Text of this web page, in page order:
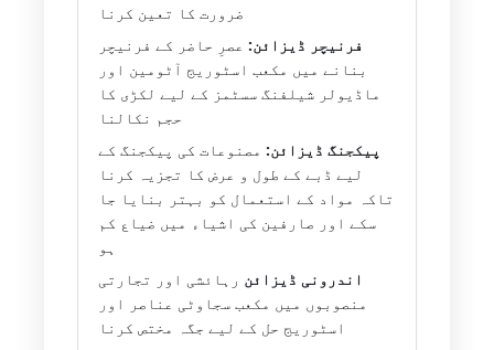
ضرورت کا تعین کرنا
فرنیچر ڈیزائن: عصرِ حاضر کے فرنیچر
بنانے میں مکعب اسٹوریج آٹومین اور
ماڈیولر شیلفنگ سسٹمز کے لیے لکڑی کا
حجم نکالنا
پیکجنگ ڈیزائن: مصنوعات کی پیکجنگ کے
لیے ڈبے کے طول و عرض کا تجزیہ کرنا
تاکہ مواد کے استعمال کو بہتر بنایا جا
سکے اور صارفین کی اشیاء میں ضیاع کم
ہو
اندرونی ڈیزائن رہائشی اور تجارتی
منصوبوں میں مکعب سجاوٹی عناصر اور
اسٹوریج حل کے لیے جگہ مختص کرنا